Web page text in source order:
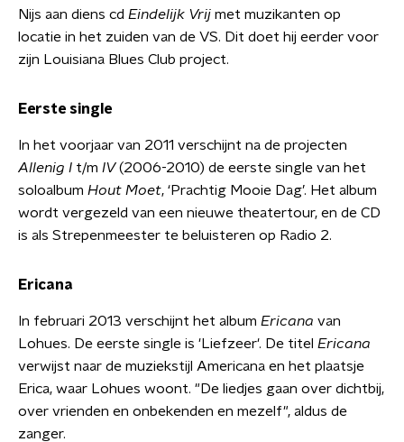
Nijs aan diens cd Eindelijk Vrij met muzikanten op
locatie in het zuiden van de VS. Dit doet hij eerder voor
zijn Louisiana Blues Club project.
Eerste single
In het voorjaar van 2011 verschijnt na de projecten
Allenig I t/m IV(2006-2010) de eerste single van het
soloalbum Hout Moet, ‘Prachtig Mooie Dag’. Het album
wordt vergezeld van een nieuwe theatertour, en de CD
is als Strepenmeester te beluisteren op Radio 2.
Ericana
In februari 2013 verschijnt het album Ericana van
Lohues. De eerste single is 'Liefzeer'. De titel Ericana
verwijst naar de muziekstijl Americana en het plaatsje
Erica, waar Lohues woont. "De liedjes gaan over dichtbij,
over vrienden en onbekenden en mezelf", aldus de
zanger.